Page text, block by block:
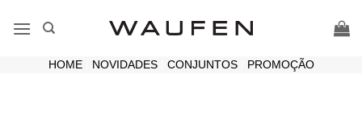
HOME| NOVIDADES| CONJUNTOS| PROMOÇÃO